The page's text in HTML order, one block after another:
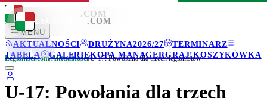
LEGIONISCI .COM
MENU
AKTUALNOŚCI
DRUŻYNA2026/27
TERMINARZ
TABELA
GALERIEKOPA MANAGERGRAJ!KOSZYKÓWKA
LEGIONISCI .COM
Legionisci.com/Aktualności/U-17: Powołania dla trzech legionistów
U-17: Powołania dla trzech